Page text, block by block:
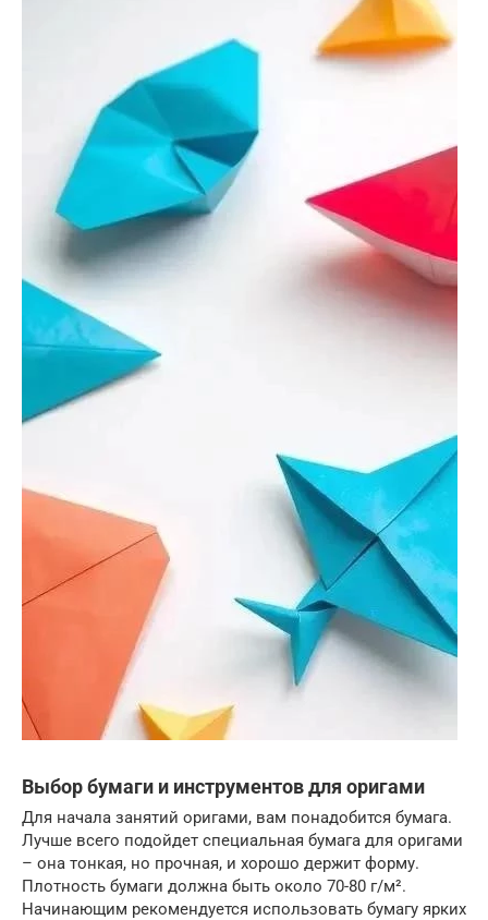
Выбор бумаги и инструментов для оригами
Для начала занятий оригами, вам понадобится бумага.
Лучше всего подойдет специальная бумага для оригами
– она тонкая, но прочная, и хорошо держит форму.
Плотность бумаги должна быть около 70-80 г/м².
Начинающим рекомендуется использовать бумагу ярких